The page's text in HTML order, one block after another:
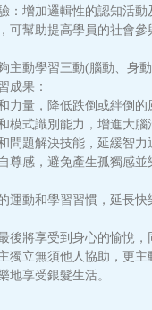
：增加邏輯性的認知活動
可幫助提高學員的社會參
主動學習三動(腦動、身
成果：
力量，降低跌倒或絆倒的
模式識別能力，增進大腦
問題解決技能，延緩智力
尊感，避免產生孤獨感並
運動和學習習慣，延長快
後將享受到身心的愉悅，
獨立無須他人協助，更主
地享受銀髮生活。